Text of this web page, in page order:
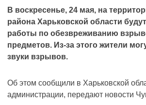
В воскресенье, 24 мая, на
района Харьковской области
работы по обезвреживанию
предметов. Из-за этого жители
звуки взрывов.
Об этом сообщили в Харьковской
администрации, передают новости